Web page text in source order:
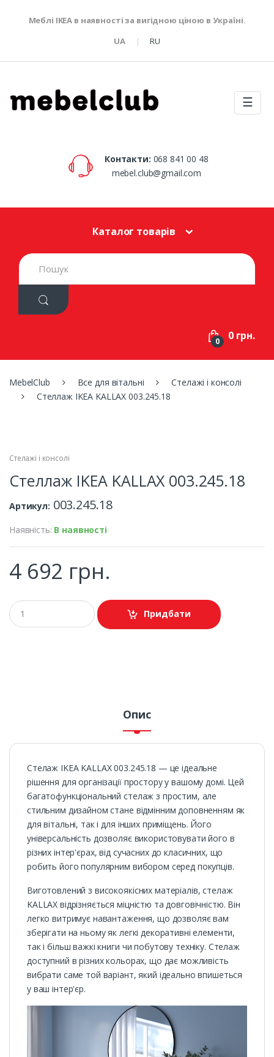
Меблі IKEA в наявності за вигідною ціною в Україні.
UA
RU
☰
Контакти: 068 841 00 48
mebel.club@gmail.com
Каталог товарів
S
e
h
:
0 0 грн.
MebelClub Все для вітальні
Стелажі і консолі
Стеллаж IKEA KALLAX 003.245.18
Стелажі і консолі
Стеллаж IKEA KALLAX 003.245.18
Артикул: 003.245.18
Наявність: В наявності
4 692 грн.
Придбати
Опис
Стелаж IKEA KALLAX 003.245.18 — це ідеальне
рішення для організації простору у вашому домі. Цей
багатофункціональний стелаж з простим, але
стильним дизайном стане відмінним доповненням як
для вітальні, так і для інших приміщень. Його
універсальність дозволяє використовувати його в
різних інтер'єрах, від сучасних до класичних, що
робить його популярним вибором серед покупців.
Виготовлений з високоякісних матеріалів, стелаж
KALLAX відрізняється міцністю та довговічністю. Він
легко витримує навантаження, що дозволяє вам
зберігати на ньому як легкі декоративні елементи,
так і більш важкі книги чи побутову техніку. Стелаж
доступний в різних кольорах, що дає можливість
вибрати саме той варіант, який ідеально впишеться
у ваш інтер'єр.